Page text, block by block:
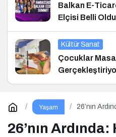
Balkan E-
Elçisi Belli Oldu
Kültür Sanat
Çocuklar
Yaşam
26’nın
26’nın